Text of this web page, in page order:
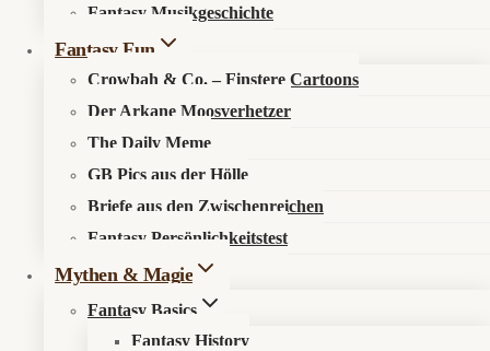
Fantasy Musikgeschichte
Fantasy Fun
Crowbah & Co. – Finstere Cartoons
Der Arkane Moosverhetzer
The Daily Meme
GB Pics aus der Hölle
Briefe aus den Zwischenreichen
Fantasy Persönlichkeitstest
Mythen & Magie
Fantasy Basics
Fantasy History
Last
Zehn
Jahre
ein
Karrieremodell
Über den Fantasykosmos
Recht & Ordnung
Datenschutzerklärung
Sonst noch was?